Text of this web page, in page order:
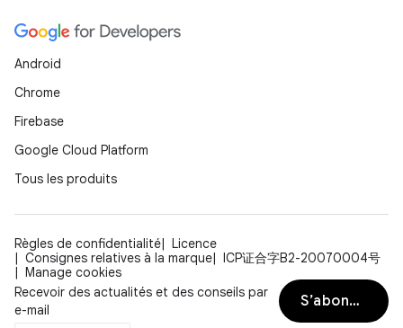
Android
Chrome
Firebase
Google Cloud Platform
Tous les produits
Règles de confidentialité
Licence
Consignes relatives à la marque
ICP证合字B2-20070004号
Manage cookies
Recevoir des actualités et des conseils par
e-mail
S’abonner